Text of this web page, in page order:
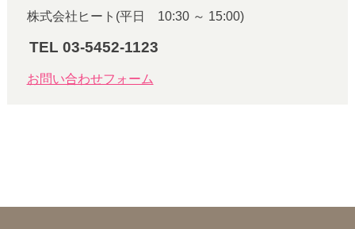
株式会社ヒート(平日 10:30 ～ 15:00)
TEL 03-5452-1123
お問い合わせフォーム